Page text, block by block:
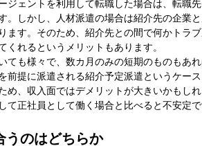
ジェントを利用して転職した場合は、転職
。しかし、人材派遣の場合は紹介先の企業
ます。そのため、紹介先との間で何かトラ
くれるというメリットもあります。
ても様々で、数カ月のみの短期のものもあ
前提に派遣される紹介予定派遣というケー
め、収入面ではデメリットが大きいかもし
て正社員として働く場合と比べると不安定で
うのはどちらか